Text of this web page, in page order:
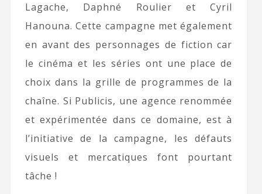
Lagache, Daphné Roulier et Cyril
Hanouna. Cette campagne met également
en avant des personnages de fiction car
le cinéma et les séries ont une place de
choix dans la grille de programmes de la
chaîne. Si Publicis, une agence renommée
et expérimentée dans ce domaine, est à
l’initiative de la campagne, les défauts
visuels et mercatiques font pourtant
tâche !